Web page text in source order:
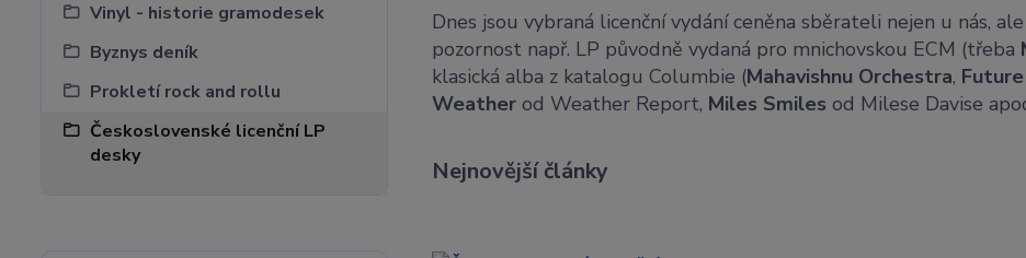
Vinyl - historie gramodesek
Byznys deník
Prokletí rock and rollu
Československé licenční LP
desky
Dnes jsou vybraná licenční vydání ceněna sběrateli nejen u nás,
pozornost např. LP původně vydaná pro mnichovskou ECM (třeba
klasická alba z katalogu Columbie (Mahavishnu Orchestra,
Weather od Weather Report, Miles Smiles od Milese Davise
Nejnovější články